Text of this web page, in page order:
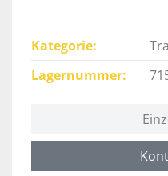
Kategorie
Lagernummer